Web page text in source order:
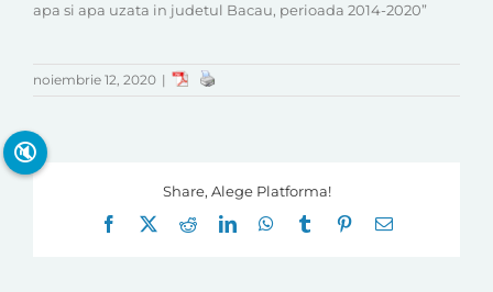
apa si apa uzata in judetul Bacau, perioada 2014-2020”
noiembrie 12, 2020 |
Share, Alege Platforma!
Facebook
RedditLinkedInWhatsApp
Tumblr Pinterest
E-
🔇